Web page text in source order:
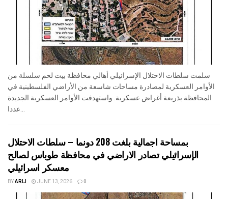
سلمت سلطات الاحتلال الإسرائيلي أهالي محافظة بيت لحم سلسلة من
الأوامر العسكرية لمصادرة مساحات شاسعة من الأراضي الفلسطينية في
المحافظة بذريعة أغراض عسكرية. واستهدفت الأوامر العسكرية الجديدة
بمساحة اجمالية بلغت 208 دونما – سلطات الاحتلال
الإسرائيلي تصادر الاراضي في محافظة طوباس لصالح
معسكر اسرائيلي
BYARIJ JUNE 13, 2026 0